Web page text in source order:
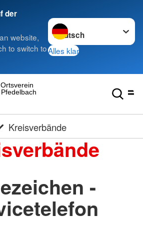
der
website,
to switch to
Sprache wechseln zu
Alles klar
Pfedelbach
Ortsverein
Kreisverbände
-